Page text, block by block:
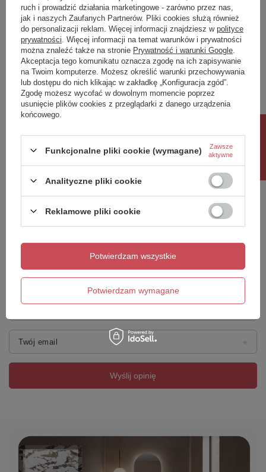
Potrzebujesz pomocy? Masz pytania?
Zadaj pytanie a my odpowiemy niezwłocznie,
najciekawsze pytania i odpowiedzi publikując
dla innych.
Zadaj pytanie
Napisz swoją opinię
5/5
Twój email
Wyślij opinię
ruch i prowadzić działania marketingowe - zarówno przez nas,
jak i naszych Zaufanych Partnerów. Pliki cookies służą również
do personalizacji reklam. Więcej informacji znajdziesz w polityce
prywatności . Więcej informacji na temat warunków i prywatności
można znaleźć także na stronie Prywatność i warunki Google
Akceptacja tego komunikatu oznacza zgodę na ich zapisywanie
na Twoim komputerze. Możesz określić warunki przechowywania
lub dostępu do nich klikając w zakładkę „Konfiguracja zgód”.
Zgodę możesz wycofać w dowolnym momencie poprzez
usunięcie plików cookies z przeglądarki z danego urządzenia
końcowego.
Funkcjonalne pliki cookie (wymagane) Zawsze
aktywne
Analityczne pliki cookie
Reklamowe pliki cookie
Potwierdzam wymagane
Potwierdzam wszystkie